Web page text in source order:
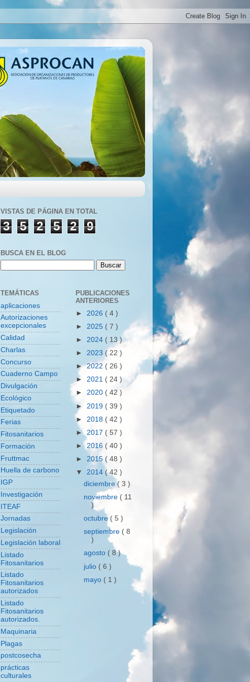
VISTAS DE PÁGINA EN TOTAL
3 5 2 5 2 9
BUSCA EN EL BLOG
TEMÁTICAS
aplicaciones
Autorizaciones
excepcionales
Calidad
Charlas
Concurso
Cuaderno Campo
Divulgación
Ecológico
Etiquetado
Ferias
Fitosanitarios
Formación
Fruttmac
Huella de carbono
IGP
Investigación
ITEAF
Jornadas
Legislación
Legislación laboral
Listado
Fitosanitarios
Listado
Fitosanitarios
autorizados
Listado
Fitosanitarios
autorizados.
Maquinaria
Plagas
postcosecha
prácticas
culturales
PUBLICACIONES
ANTERIORES
► 2026 ( 4 )
► 2025 ( 7 )
► 2024 ( 13 )
► 2023 ( 22 )
►2022 ( 26 )
► 2021 ( 24 )
► 2020 ( 42 )
► 2019 ( 39 )
► 2018 ( 42 )
► 2017 ( 57 )
► 2016 ( 40 )
► 2015 ( 48 )
▼ 2014 ( 42 )
diciembre( 3 )
noviembre ( 11
)
octubre ( 5 )
septiembre ( 8
)
agosto ( 8 )
julio ( 6 )
mayo ( 1 )